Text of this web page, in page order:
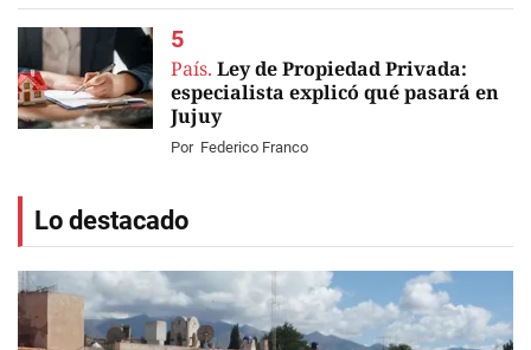
País. Ley de Propiedad Privada:
especialista explicó qué pasará en
Jujuy
Por Federico Franco
Lo destacado